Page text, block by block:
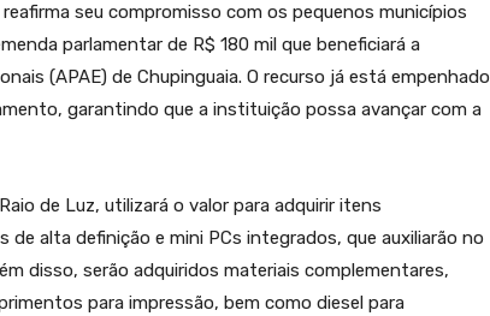
seu compromisso com os pequenos municípios
parlamentar de R$ 180 mil que beneficiará a
(APAE) de Chupinguaia. O recurso já está empenhado
garantindo que a instituição possa avançar com a
de Luz, utilizará o valor para adquirir itens
alta definição e mini PCs integrados, que auxiliarão no
disso, serão adquiridos materiais complementares,
para impressão, bem como diesel para